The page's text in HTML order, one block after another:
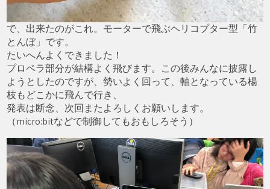
で、出来たのがこれ。モーターで飛ぶヘリコプター型「竹
とんぼ」です。
たいへんよくできました！
プロペラ部分が結構よく飛びます。この後みんなに披露し
ようとしたのですが、勢いよく回って、軸となっている楊
枝もどこかに飛んで行き、
発表は断念、次回またよろしくお願いします。
（micro:bitなどで制御してもおもしろそう）